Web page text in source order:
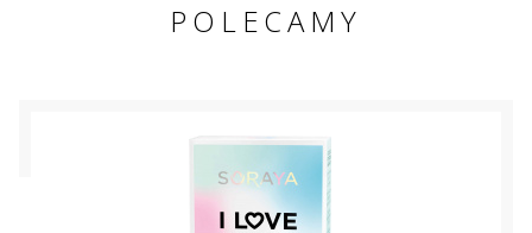
POLECAMY